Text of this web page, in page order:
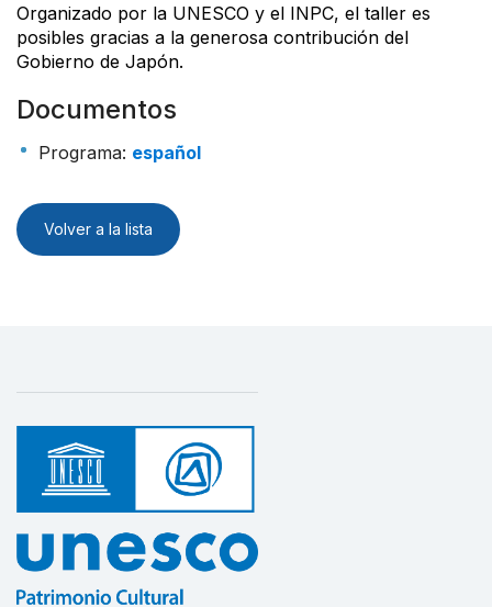
Organizado por la UNESCO y el INPC, el taller es
posibles gracias a la generosa contribución del
Gobierno de Japón.
Documentos
Programa: español
Volver a la lista